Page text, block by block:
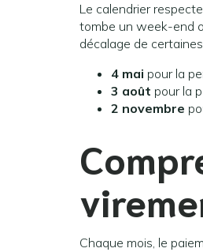
Le calendrier
tombe un week-end
décalage de
4 mai pour la
3 août pour la
2 novembre
Chaque mois, le